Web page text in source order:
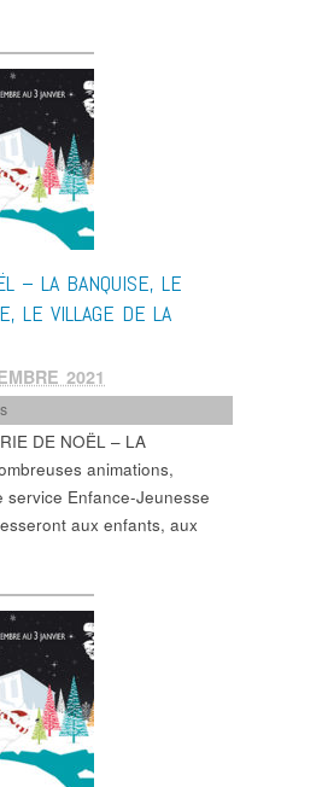
– LA BANQUISE, LE
LE VILLAGE DE LA
2021
DE NOËL – LA
animations,
service Enfance-Jeunesse
aux enfants, aux